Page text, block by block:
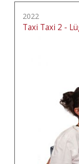
2022
Taxi Taxi 2 -